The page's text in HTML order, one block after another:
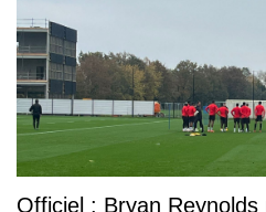
Officiel : Bryan